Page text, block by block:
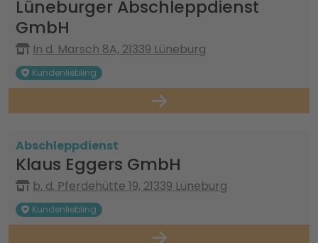
Lüneburger Abschleppdienst
GmbH
In d. Marsch 8A, 21339 Lüneburg
Kundenliebling
Abschleppdienst
Klaus Eggers GmbH
b. d. Pferdehütte 19, 21339 Lüneburg
Kundenliebling